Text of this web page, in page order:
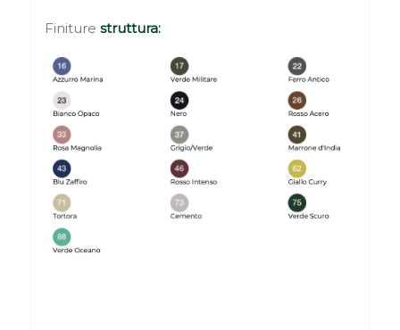
Finiture struttura: